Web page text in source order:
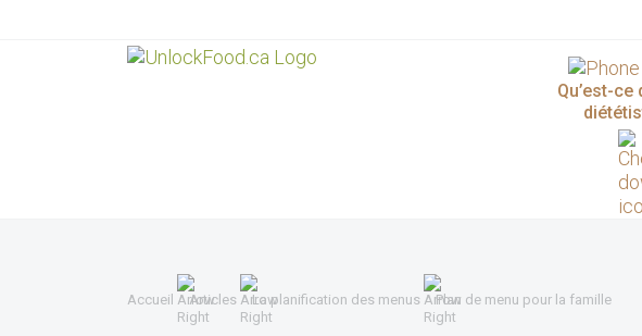
Qu’est-ce
Accueil Articles La planification des menus Plan de menu pour la famille